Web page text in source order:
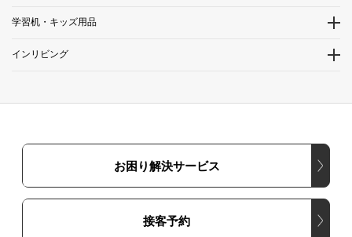
学習机・キッズ用品
インリビング
お困り解決サービス
接客予約